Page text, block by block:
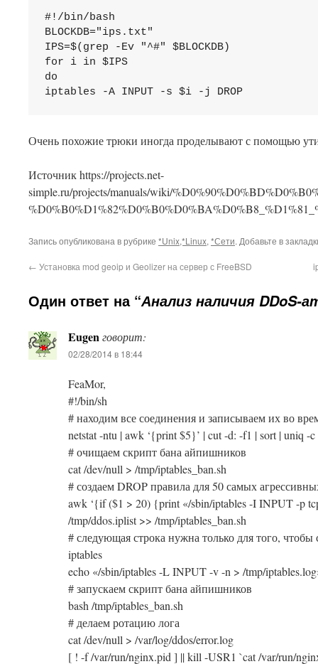
#!/bin/bash
BLOCKDB="ips.txt"
IPS=$(grep -Ev "^#" $BLOCKDB)
for i in $IPS
do
iptables -A INPUT -s $i -j DROP
Очень похожие трюки иногда проделывают с помощью
Источник https://projects.net-
simple.ru/projects/manuals/wiki/
Запись опубликована в рубрике *Unix,*Linux, *Сети. Добавьте в
← Установка mod geoip и Geolizer на сервер с FreeBSD
Один ответ на “Анализ наличия DDoS-
Eugenговорит:
02/28/2014 в 18:44
FeaMor,
#!/bin/sh
# находим все соединения и записываем их во
netstat -ntu | awk ‘{print $5}’ | cut -d: -f1 | sort | uniq -
# очищаем скрипт бана айпишников
cat /dev/null > /tmp/iptables_ban.sh
# создаем DROP правила для 50 самых
awk ‘{if ($1 > 20) {print «/sbin/iptables -I INPUT -p
/tmp/ddos.iplist >> /tmp/iptables_ban.sh
# следующая строка нужна только для того,
iptables
echo «/sbin/iptables -L INPUT -v -n > /tmp/
# запускаем скрипт бана айпишников
bash /tmp/iptables_ban.sh
# делаем ротацию лога
cat /dev/null > /var/log/ddos/error.log
[ ! -f /var/run/nginx.pid ] || kill -USR1 `cat /var/run/